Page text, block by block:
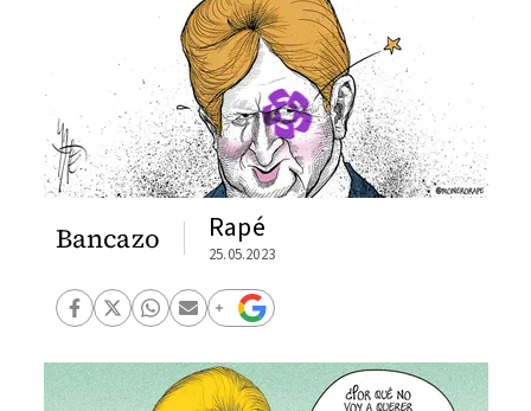
Bancazo Rapé
25.05.2023